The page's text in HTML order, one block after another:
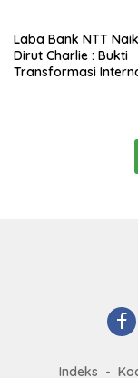
Laba Bank NTT
Dirut Charlie : Bukti
Transformasi
Indeks